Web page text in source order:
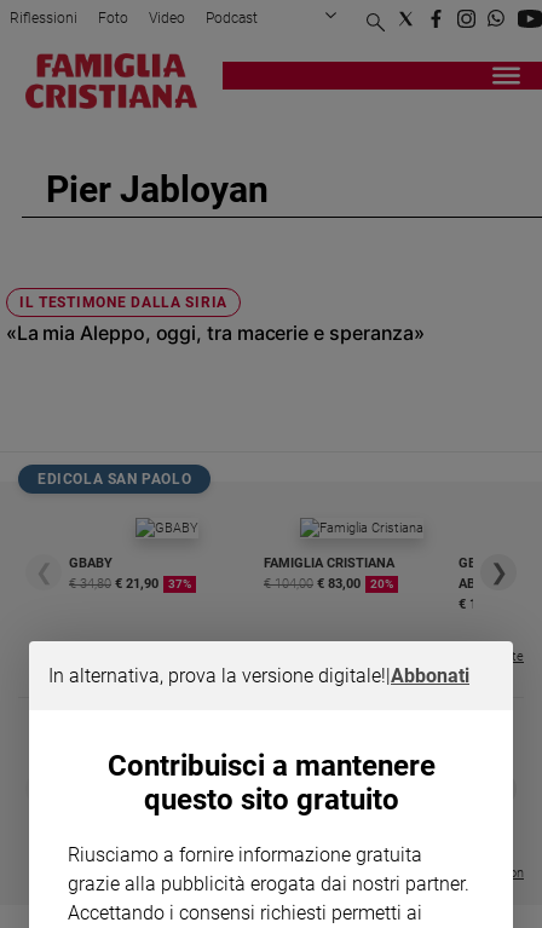
Attualità
Politica
Mondo
e
giustizia
Papa
Chiesa
spiritualità
Riflessioni Foto Video Podcast
Privacy Policy Chi siamo
Registrati Redazione
Pier Jabloyan
IL TESTIMONE DALLA SIRIA
«La mia Aleppo, oggi, tra macerie e speranza»
EDICOLA SAN PAOLO
❮
GBABY
€ 34,80 € 21,90 37%
FAMIGLIA CRISTIANA
€ 104,00 € 83,00 20%
GBABY
€ 16,99
❯
Visualizza tutte le riviste
LE GRANDI BASILICHE ITALIANE
- VOL DA 1 AL 5
DIARIO G 2026-27
€ 8,90
- € 8,90
Visualizza tutte le collection
In alternativa, prova la versione digitale!|Abbonati
Contribuisci a mantenere
questo sito gratuito
Riusciamo a fornire informazione gratuita
grazie alla pubblicità erogata dai nostri partner.
Accettando i consensi richiesti permetti ai